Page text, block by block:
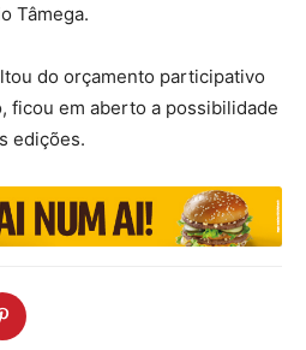
Tâmega.
do orçamento participativo
ficou em aberto a possibilidade
edições.